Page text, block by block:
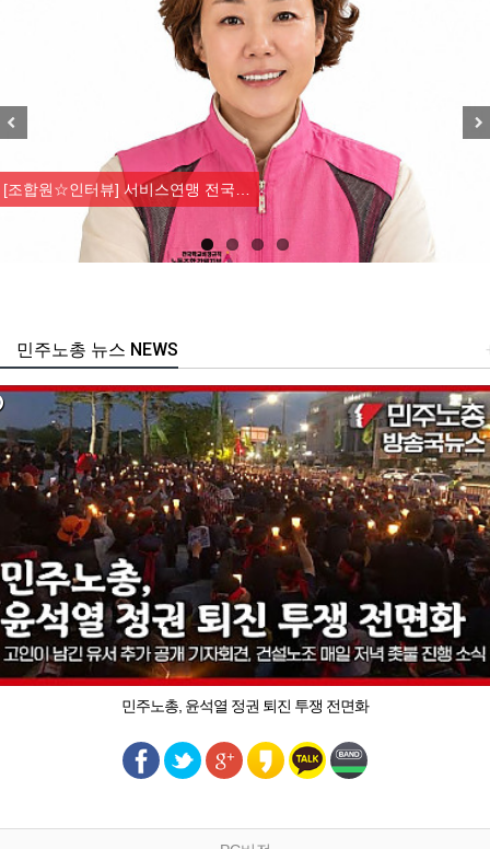
[조합원☆인터뷰] 서비스연맹 전국…
주노총 뉴스 NEWS
민주노총, 윤석열 정권 퇴진 투쟁 전면화